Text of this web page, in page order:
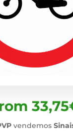
33,75
vendemos